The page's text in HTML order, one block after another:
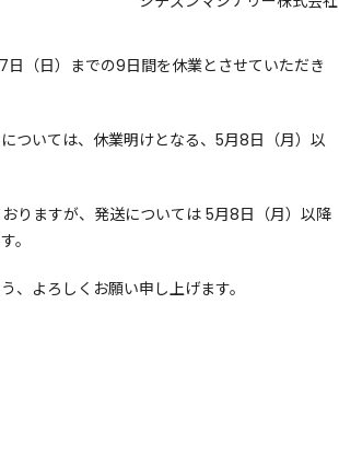
（日）までの9日間を休業とさせていただき
ついては、休業明けとなる、5月8日（月）以
りますが、発送については 5月8日（月）以降
。
、よろしくお願い申し上げます。